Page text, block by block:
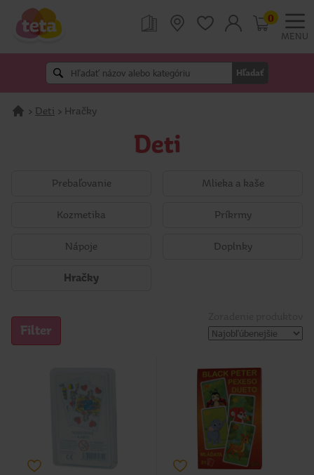
MENU
Hľadať
0
> Deti > Hračky
Deti
Prebaľovanie Mlieka a kaše
Kozmetika Príkrmy
Nápoje Doplnky
Hračky
Filter